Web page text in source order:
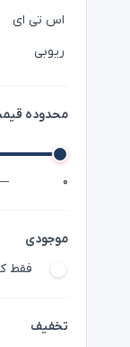
اس تی ای
ریوبی
محدوده
۰
موجودی
فقط
تخفیف